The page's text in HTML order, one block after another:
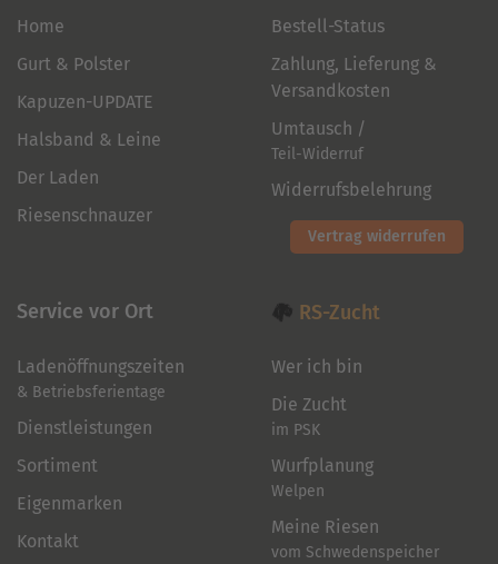
Home
Gurt & Polster
Kapuzen-UPDATE
Halsband & Leine
Der Laden
Riesenschnauzer
Bestell-Status
Zahlung, Lieferung &
Versandkosten
Umtausch /
Teil-Widerruf
Widerrufsbelehrung
Vertrag widerrufen
Service vor Ort
Ladenöffnungszeiten
& Betriebsferientage
Dienstleistungen
Sortiment
Eigenmarken
Kontakt
RS-Zucht
Wer ich bin
Die Zucht
im PSK
Wurfplanung
Welpen
Meine Riesen
vom Schwedenspeicher